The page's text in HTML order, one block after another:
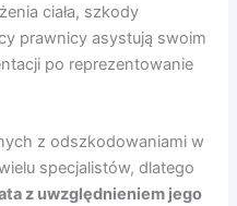
ciała, szkody
prawnicy asystują swoim
po reprezentowanie
z odszkodowaniami w
specjalistów, dlatego
z uwzględnieniem jego